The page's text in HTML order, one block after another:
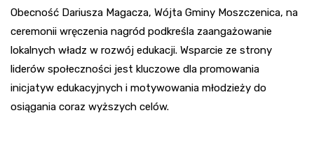
Obecność Dariusza Magacza, Wójta Gminy Moszczenica, na
ceremonii wręczenia nagród podkreśla zaangażowanie
lokalnych władz w rozwój edukacji. Wsparcie ze strony
liderów społeczności jest kluczowe dla promowania
inicjatyw edukacyjnych i motywowania młodzieży do
osiągania coraz wyższych celów.